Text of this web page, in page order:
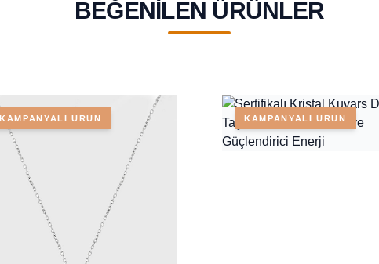
BEĞENILEN ÜRÜNLER
KAMPANYALI ÜRÜN KAMPANYALI ÜRÜN